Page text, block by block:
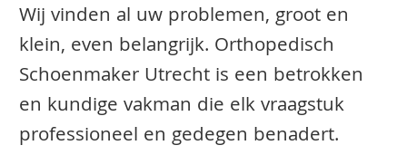
Wij vinden al uw problemen, groot en
klein, even belangrijk. Orthopedisch
Schoenmaker Utrecht is een betrokken
en kundige vakman die elk vraagstuk
professioneel en gedegen benadert.